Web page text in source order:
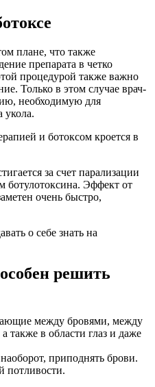
плане, что также
препарата в четко
процедурой также важно
Только в этом случае врач-
необходимую для
укола.
и ботоксом кроется в
за счет парализации
Эффект от
очень быстро,
о себе знать на
решить
между бровями, между
также в области глаз и даже
приподнять брови.
потливости.